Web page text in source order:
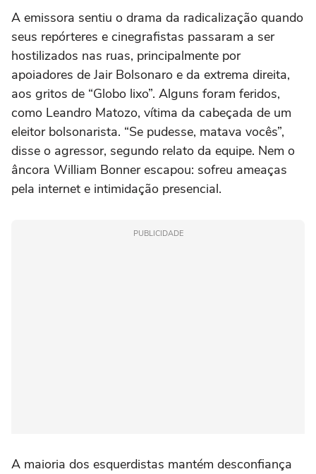
A emissora sentiu o drama da radicalização quando
seus repórteres e cinegrafistas passaram a ser
hostilizados nas ruas, principalmente por
apoiadores de Jair Bolsonaro e da extrema direita,
aos gritos de “Globo lixo”. Alguns foram feridos,
como Leandro Matozo, vítima da cabeçada de um
eleitor bolsonarista. “Se pudesse, matava vocês”,
disse o agressor, segundo relato da equipe. Nem o
âncora William Bonner escapou: sofreu ameaças
pela internet e intimidação presencial.
PUBLICIDADE
A maioria dos esquerdistas mantém desconfiança